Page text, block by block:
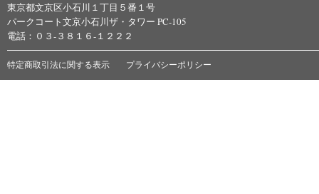
東京都文京区小石川１丁目５番１号
パークコート文京小石川ザ・タワー PC-105
電話：０３-３８１６-１２２２
特定商取引法に関する表示 プライバシーポリシー